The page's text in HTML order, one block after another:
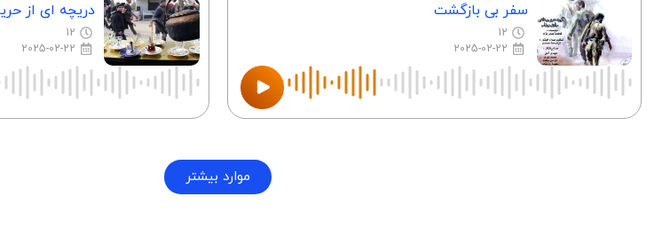
سفر بی بازگشت
12
2025-02-22
دریچه ای از
12
2025-02-22
موارد بیشتر